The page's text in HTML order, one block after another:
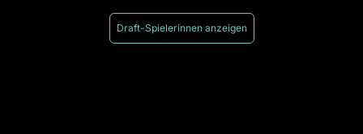
Draft-Spielerinnen anzeigen